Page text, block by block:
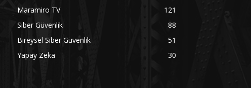
Maramiro TV
121
Siber Güvenlik
88
Bireysel Siber Güvenlik
51
Yapay Zeka
30